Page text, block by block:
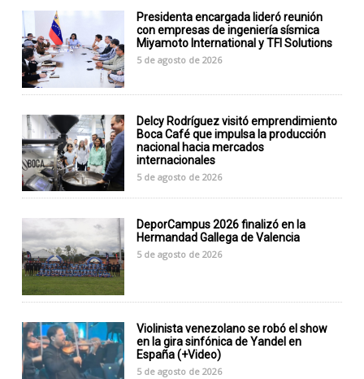
Presidenta encargada lideró reunión
con empresas de ingeniería sísmica
Miyamoto International y TFI Solutions
5 de agosto de 2026
Delcy Rodríguez visitó emprendimiento
Boca Café que impulsa la producción
nacional hacia mercados
internacionales
5 de agosto de 2026
DeporCampus 2026 finalizó en la
Hermandad Gallega de Valencia
5 de agosto de 2026
Violinista venezolano se robó el show
en la gira sinfónica de Yandel en
España (+Video)
5 de agosto de 2026